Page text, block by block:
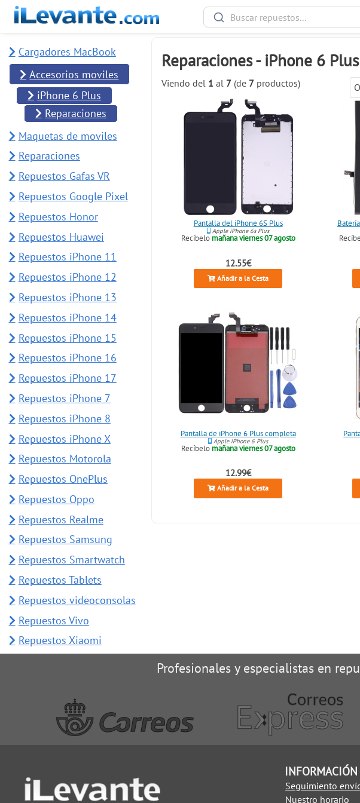
Reparaciones - iPhone 6 Plus
Viendo del 1 al 7(de 7productos)
Pantalla del iPhone 6S Plus
Apple iPhone 6s Plus
Recíbelo mañana viernes 07 agosto
12.55€
Añadir a la Cesta
Pantalla de iPhone 6 Plus completa
Apple iPhone 6 Plus
Recíbelo mañana viernes 07 agosto
12.99€
Añadir a la Cesta
Cargadores MacBook
Accesorios moviles
iPhone 6 Plus
Reparaciones
Maquetas de moviles
Reparaciones
Repuestos Gafas VR
Repuestos Google Pixel
Repuestos Honor
Repuestos Huawei
Repuestos iPhone 11
Repuestos iPhone 12
Repuestos iPhone 13
Repuestos iPhone 14
Repuestos iPhone 15
Repuestos iPhone 16
Repuestos iPhone 17
Repuestos iPhone 7
Repuestos iPhone 8
Repuestos iPhone X
Repuestos Motorola
Repuestos OnePlus
Repuestos Oppo
Repuestos Realme
Repuestos Samsung
Repuestos Smartwatch
Repuestos Tablets
Repuestos videoconsolas
Repuestos Vivo
Repuestos Xiaomi
Profesionales y especialistas en
INFORMACIÓN
Seguimiento
Nuestro horario